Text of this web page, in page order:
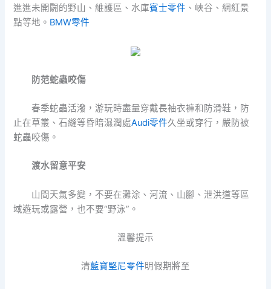
進進未開闢的野山、維護區、水庫賓士零件 、峽谷、網紅景
點等地。 BMW零件
防范蛇蟲咬傷
春季蛇蟲活潑，游玩時盡量穿戴長袖衣褲和防滑鞋，防
止在草叢、石縫等昏暗濕潤處Audi零件久坐或穿行，嚴防被
蛇蟲咬傷。
渡水留意平安
山間天氣多變，不要在灘涂、河流、山腳、泄洪道等區
域遊玩或露營，也不要“野泳”。
溫馨提示
清藍寶堅尼零件明假期將至